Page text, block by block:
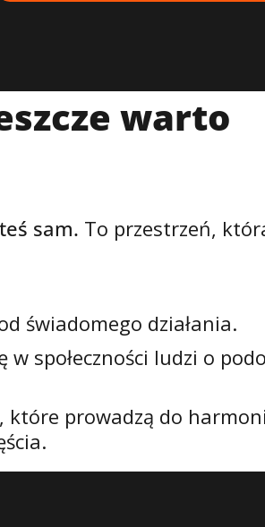
warto
sam. To przestrzeń,
świadomego działania.
w społeczności ludzi o
które prowadzą do